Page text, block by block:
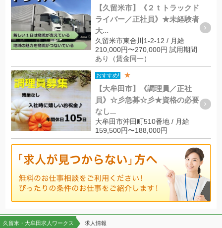
【久留米市】《２ｔトラックド
ライバー／正社員》★未経験者
大...
久留米市東合川1-2-12 / 月給
210,000円〜270,000円 試用期間
あり（賃金同一）
おすすめ! ★
【大牟田市】《調理員／正社
員》☆彡急募☆彡★資格の必要
なし...
大牟田市沖田町510番地 / 月給
159,500円〜188,000円
久留米・大牟田求人ワークス 求人情報